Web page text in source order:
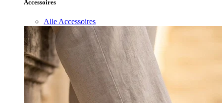
Accessoires
Alle Accessoires